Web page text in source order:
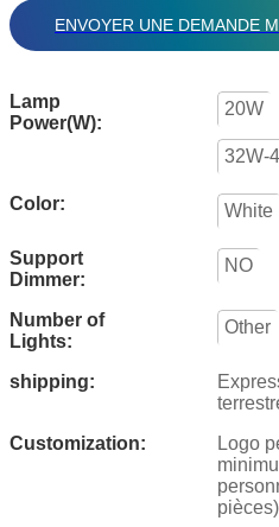
ENVOYER UNE DEMANDE
Lamp
Power(W):
20W
32W-
Color: White
Support
Dimmer:
NO
Number of
Lights:
Other
shipping:
Customization:
Logo
pièces)